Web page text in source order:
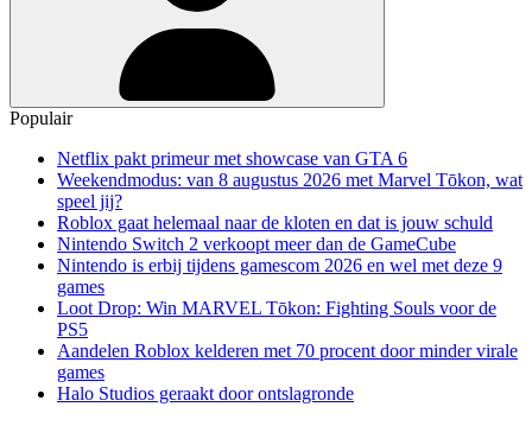
Populair
Netflix pakt primeur met showcase van GTA 6
Weekendmodus: van 8 augustus 2026 met Marvel Tōkon, wat
speel jij?
Roblox gaat helemaal naar de kloten en dat is jouw schuld
Nintendo Switch 2 verkoopt meer dan de GameCube
Nintendo is erbij tijdens gamescom 2026 en wel met deze 9
games
Loot Drop: Win MARVEL Tōkon: Fighting Souls voor de
PS5
Aandelen Roblox kelderen met 70 procent door minder virale
games
Halo Studios geraakt door ontslagronde